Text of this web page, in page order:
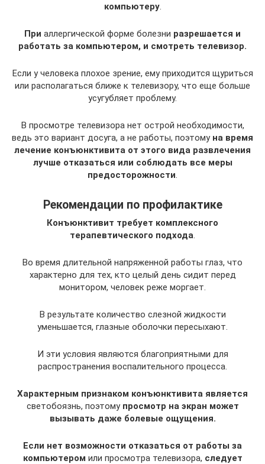
компьютеру.
При аллергической форме болезни разрешается и
работать за компьютером, и смотреть телевизор.
Если у человека плохое зрение, ему приходится щуриться
или располагаться ближе к телевизору, что еще больше
усугубляет проблему.
В просмотре телевизора нет острой необходимости,
ведь это вариант досуга, а не работы, поэтому на время
лечение конъюнктивита от этого вида развлечения
лучше отказаться или соблюдать все меры
предосторожности.
Рекомендации по профилактике
Конъюнктивит требует комплексного
терапевтического подхода.
Во время длительной напряженной работы глаз, что
характерно для тех, кто целый день сидит перед
монитором, человек реже моргает.
В результате количество слезной жидкости
уменьшается, глазные оболочки пересыхают.
И эти условия являются благоприятными для
распространения воспалительного процесса.
Характерным признаком конъюнктивита является
светобоязнь, поэтому просмотр на экран может
вызывать даже болевые ощущения.
Если нет возможности отказаться от работы за
компьютером или просмотра телевизора, следует